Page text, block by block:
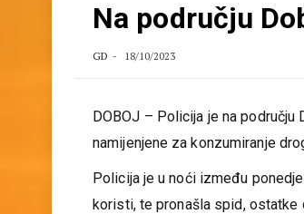
Na području
GD 18/10/2023
DOBOJ – Policija je na
namijenjene za konzumiranje
Policija je u noći između
koristi, te pronašla spid, ostatke